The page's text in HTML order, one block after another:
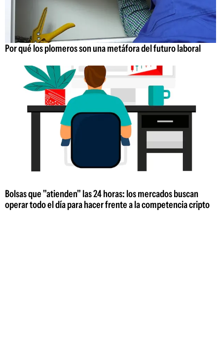
Por qué los plomeros son una metáfora del futuro laboral
Bolsas que "atienden" las 24 horas: los mercados buscan
operar todo el día para hacer frente a la competencia cripto